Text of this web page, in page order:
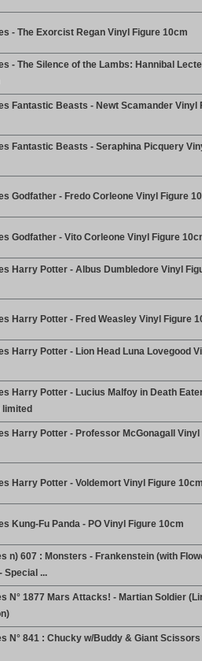
- The Exorcist Regan Vinyl Figure 10cm
- The Silence of the Lambs: Hannibal
Fantastic Beasts - Newt Scamander Vinyl
Fantastic Beasts - Seraphina Picquery
Godfather - Fredo Corleone Vinyl Figure
Godfather - Vito Corleone Vinyl Figure
Harry Potter - Albus Dumbledore Vinyl
Harry Potter - Fred Weasley Vinyl Figure
Harry Potter - Lion Head Luna Lovegood
Harry Potter - Lucius Malfoy in Death
Harry Potter - Professor McGonagall Vinyl
Harry Potter - Voldemort Vinyl Figure
Kung-Fu Panda - PO Vinyl Figure 10cm
n) 607 : Monsters - Frankenstein (with
Special ...
N° 1877 Mars Attacks! - Martian Soldier
N° 841 : Chucky w/Buddy & Giant Scissors